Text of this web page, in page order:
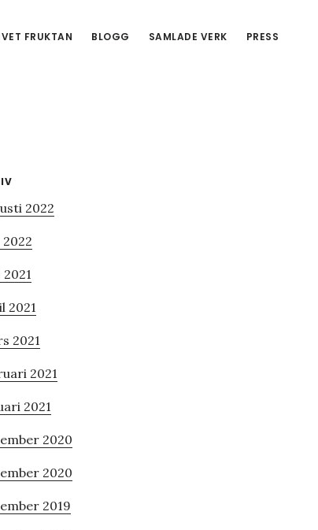
FRUKTAN BLOGG SAMLADE VERK PRESS
2022
2021
2021
2021
2021
2020
2020
2019